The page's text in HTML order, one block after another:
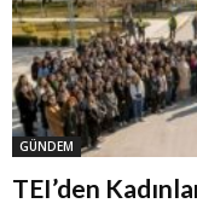
GÜNDEM
TEI’den